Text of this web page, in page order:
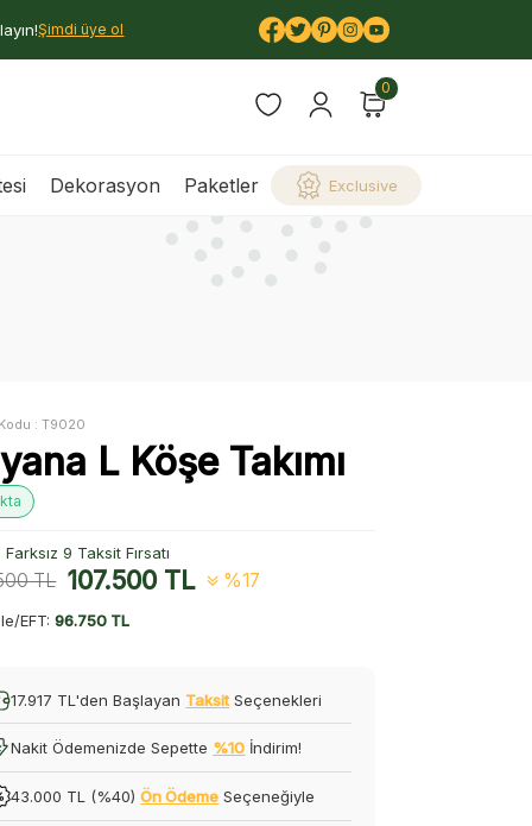
Şimdi üye ol
0
Dekorasyon Paketler Exclusive
:T9020
L Köşe Takımı
9 Taksit Fırsatı
TL 107.500TL %17
EFT:96.750 TL
17.917 TL'den Başlayan Taksit Seçenekleri
Nakit Ödemenizde Sepette %10 İndirim!
43.000 TL (%40)Ön Ödeme Seçeneğiyle